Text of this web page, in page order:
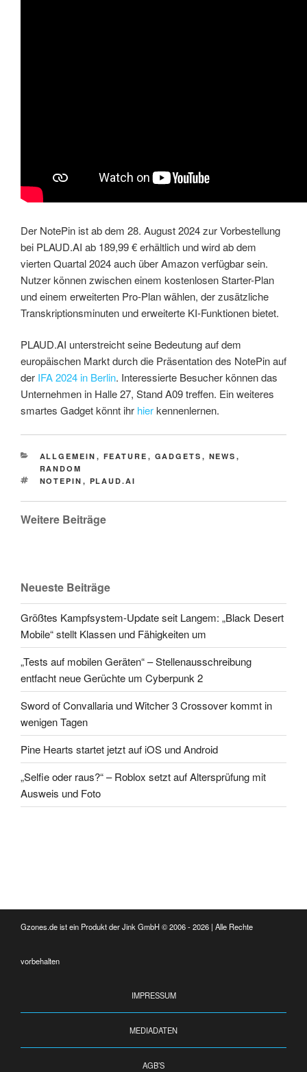
Der NotePin ist ab dem 28. August 2024 zur Vorbestellung
bei PLAUD.AI ab 189,99 € erhältlich und wird ab dem
vierten Quartal 2024 auch über Amazon verfügbar sein.
Nutzer können zwischen einem kostenlosen Starter-Plan
und einem erweiterten Pro-Plan wählen, der zusätzliche
Transkriptionsminuten und erweiterte KI-Funktionen bietet.
PLAUD.AI unterstreicht seine Bedeutung auf dem
europäischen Markt durch die Präsentation des NotePin auf
der IFA 2024 in Berlin. Interessierte Besucher können das
Unternehmen in Halle 27, Stand A09 treffen. Ein weiteres
smartes Gadget könnt ihr hierkennenlernen.
CATEGORIES
ALLGEMEIN , FEATURE , GADGETS , NEWS ,
RANDOM
TAGS
NOTEPIN , PLAUD.AI
Weitere Beiträge
Neueste Beiträge
Größtes Kampfsystem-Update seit Langem: „Black Desert
Mobile“ stellt Klassen und Fähigkeiten um
„Tests auf mobilen Geräten“ – Stellenausschreibung
entfacht neue Gerüchte um Cyberpunk 2
Sword of Convallaria und Witcher 3 Crossover kommt in
wenigen Tagen
Pine Hearts startet jetzt auf iOS und Android
„Selfie oder raus?“ – Roblox setzt auf Altersprüfung mit
Ausweis und Foto
Gzones.de ist ein Produkt der Jink GmbH © 2006 - 2026 | Alle Rechte
vorbehalten
IMPRESSUM
MEDIADATEN
AGB’S